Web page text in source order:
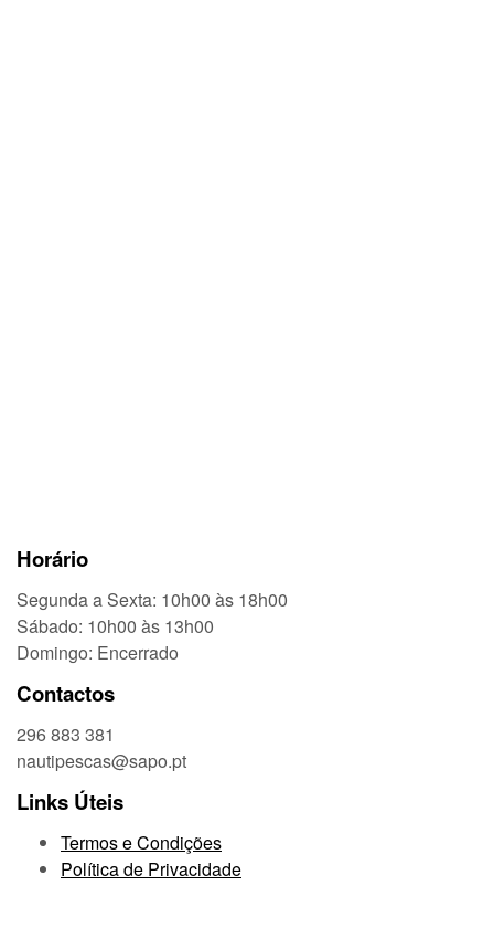
Horário
Segunda a Sexta: 10h00 às 18h00
Sábado: 10h00 às 13h00
Domingo: Encerrado
Contactos
296 883 381
nautipescas@sapo.pt
Links Úteis
Termos e Condições
Política de Privacidade